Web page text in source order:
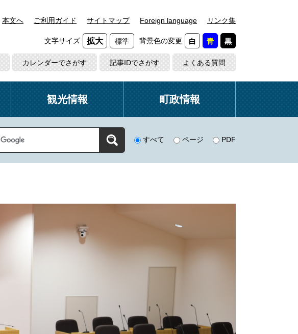
本文へ ご利用ガイド サイトマップ Foreign language リンク集
文字サイズ 拡大 標準 背景色の変更 白 青 黒
カレンダーでさがす 記事IDでさがす よくある質問
観光情報 町政情報
すべて ページ PDF